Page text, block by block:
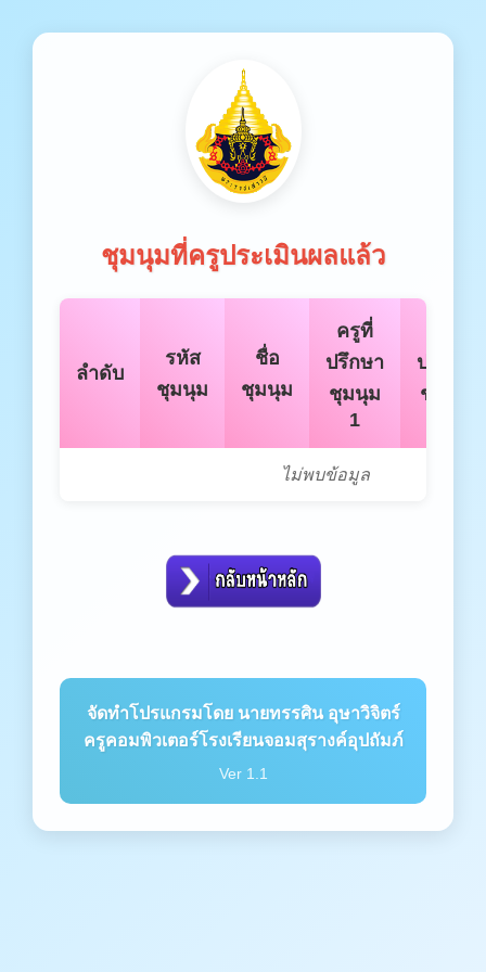
ชุมนุมที่ครูประเมินผลแล้ว
ลำดับ
รหัส
ชุมนุม
ชื่อ
ชุมนุม
ครูที่
ปรึกษา
ชุมนุม
1
ปรึกษา
ชุมนุม
ไม่พบข้อมูล
จัดทำโปรแกรมโดย นายทรรศิน อุษาวิจิตร์
ครูคอมพิวเตอร์โรงเรียนจอมสุรางค์อุปถัมภ์
Ver 1.1